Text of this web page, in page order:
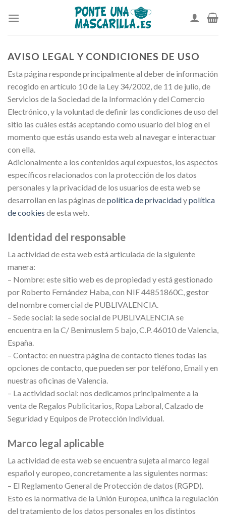
AVISO LEGAL Y CONDICIONES DE USO
Esta página responde principalmente al deber de información
recogido en artículo 10 de la Ley 34/2002, de 11 de julio, de
Servicios de la Sociedad de la Información y del Comercio
Electrónico, y la voluntad de definir las condiciones de uso del
sitio las cuáles estás aceptando como usuario del blog en el
momento que estás usando esta web al navegar e interactuar
con ella.
Adicionalmente a los contenidos aquí expuestos, los aspectos
específicos relacionados con la protección de los datos
personales y la privacidad de los usuarios de esta web se
desarrollan en las páginas depolítica de privacidadypolítica
de cookies de esta web.
Identidad del responsable
La actividad de esta web está articulada de la siguiente
manera:
– Nombre: este sitio web es de propiedad y está gestionado
por Roberto Fernández Haba, con NIF 44851860C, gestor
del nombre comercial de PUBLIVALENCIA.
– Sede social: la sede social de PUBLIVALENCIA se
encuentra en la C/ Benimuslem 5 bajo, C.P. 46010 de Valencia,
España.
– Contacto: en nuestra página de contacto tienes todas las
opciones de contacto, que pueden ser por teléfono, Email y en
nuestras oficinas de Valencia.
– La actividad social: nos dedicamos principalmente a la
venta de Regalos Publicitarios, Ropa Laboral, Calzado de
Seguridad y Equipos de Protección Individual.
Marco legal aplicable
La actividad de esta web se encuentra sujeta al marco legal
español y europeo, concretamente a las siguientes normas:
– El Reglamento General de Protección de datos (RGPD).
Esto es la normativa de la Unión Europea, unifica la regulación
del tratamiento de los datos personales en los distintos